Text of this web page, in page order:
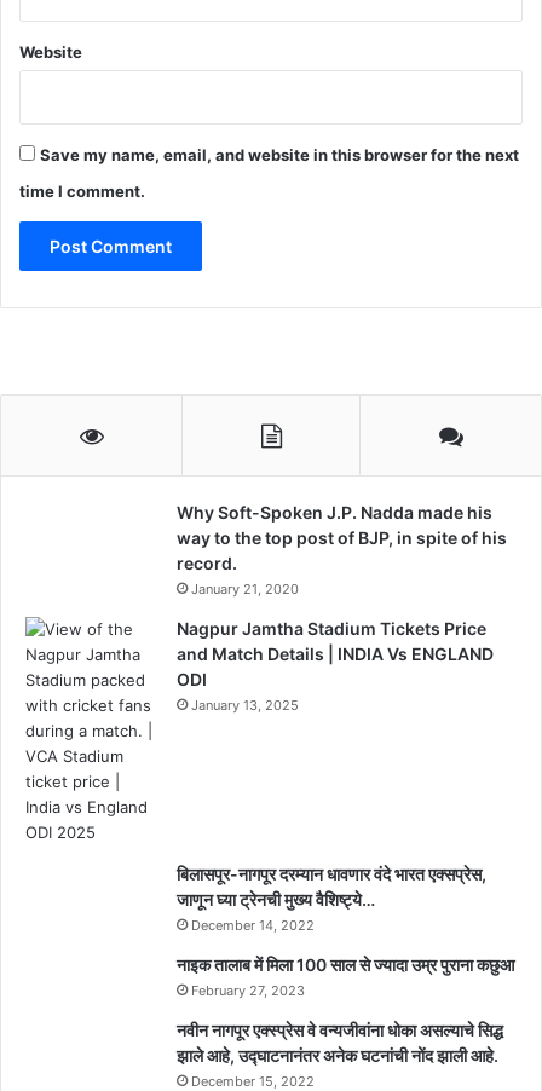
Website
Save my name, email, and website in this browser for the next
time I comment.
Why Soft-Spoken J.P. Nadda made his
way to the top post of BJP, in spite of his
record.
January 21, 2020
Nagpur Jamtha Stadium Tickets Price
and Match Details | INDIA Vs ENGLAND
ODI
January 13, 2025
बिलासपूर-नागपूर दरम्यान धावणार वंदे भारत एक्सप्रेस,
जाणून घ्या ट्रेनची मुख्य वैशिष्ट्ये…
December 14, 2022
नाइक तालाब में मिला 100 साल से ज्यादा उम्र पुराना कछुआ
February 27, 2023
नवीन नागपूर एक्स्प्रेस वे वन्यजीवांना धोका असल्याचे सिद्ध
झाले आहे, उद्घाटनानंतर अनेक घटनांची नोंद झाली आहे.
December 15, 2022